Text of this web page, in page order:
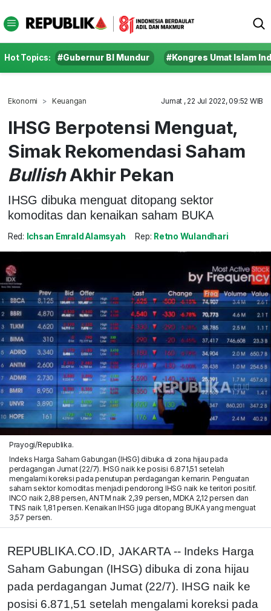
Hot Topics: #Gubernur BI Mundur #Kongres Umat Islam
Ekonomi Keuangan Jumat , 22 Jul 2022, 09:52 WIB
IHSG Berpotensi Menguat,
Simak Rekomendasi Saham
BullishAkhir Pekan
IHSG dibuka menguat ditopang sektor
komoditas dan kenaikan saham BUKA
Red: Ichsan Emrald Alamsyah Rep: Retno Wulandhari
Prayogi/Republika.
Indeks Harga Saham Gabungan (IHSG) dibuka di zona hijau pada
perdagangan Jumat (22/7). IHSG naik ke posisi 6.871,51 setelah
mengalami koreksi pada penutupan perdagangan kemarin. Penguatan
saham sektor komoditas menjadi pendorong IHSG naik ke teritori positif.
INCO naik 2,88 persen, ANTM naik 2,39 persen, MDKA 2,12 persen dan
TINS naik 1,81 persen. Kenaikan IHSG juga ditopang BUKA yang menguat
3,57 persen.
REPUBLIKA.CO.ID, JAKARTA -- Indeks Harga
Saham Gabungan (IHSG) dibuka di zona hijau
pada perdagangan Jumat (22/7). IHSG naik ke
posisi 6.871,51 setelah mengalami koreksi pada